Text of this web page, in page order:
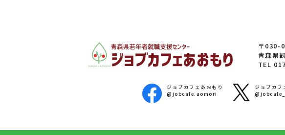
〒030-
青森県
TEL
ジョブカフェあおもり
@jobcafe.aomori
ジョブカフ